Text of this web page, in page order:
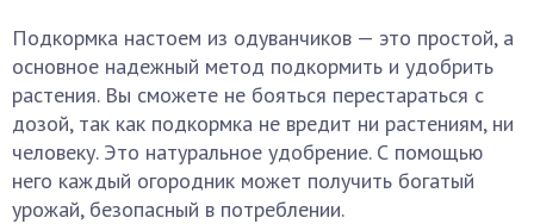
Подкормка настоем из одуванчиков — это простой, а
основное надежный метод подкормить и удобрить
растения. Вы сможете не бояться перестараться с
дозой, так как подкормка не вредит ни растениям, ни
человеку. Это натуральное удобрение. С помощью
него каждый огородник может получить богатый
урожай, безопасный в потреблении.